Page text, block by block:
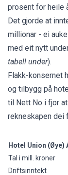
prosent for heile
Det gjorde at
millionar - ei
med eit nytt
tabell under).
Flakk-konsernet
og tilbygg på
til Nett No i fjor
rekneskapen dei
Hotel Union (Øye)
Tal i mill. kroner
Driftsinntekt